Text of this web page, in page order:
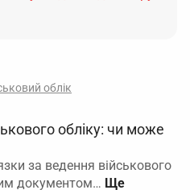
облік
обліку: чи може
за ведення військового
документом…